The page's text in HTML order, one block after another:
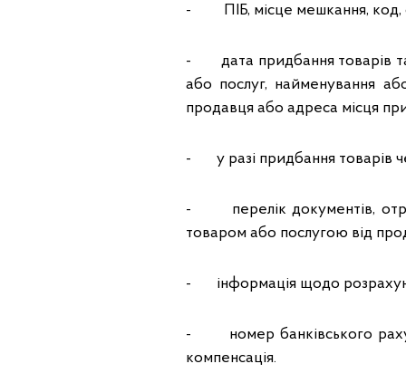
- ПІБ, місце мешкання, код,
- дата придбання товарів та
або послуг, найменування
продавця або адреса місця
- у разі придбання товарів
- перелік документів,
товаром або послугою від
- інформація щодо
- номер банківського
компенсація.